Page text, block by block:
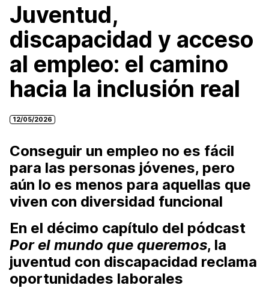
Juventud,
discapacidad y acceso
al empleo: el camino
hacia la inclusión real
12/05/2026
Conseguir un empleo no es fácil
para las personas jóvenes, pero
aún lo es menos para aquellas que
viven con diversidad funcional
En el décimo capítulo del pódcast
Por el mundo que queremos, la
juventud con discapacidad reclama
oportunidades laborales